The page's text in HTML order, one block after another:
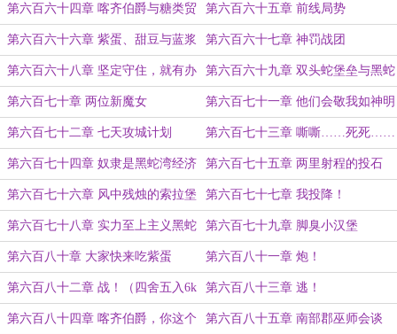
于一切
第六百六十四章 喀齐伯爵与糖类贸
易
第六百六十五章 前线局势
第六百六十六章 紫蛋、甜豆与蓝浆
咖啡
第六百六十七章 神罚战团
第六百六十八章 坚定守住，就有办
法
第六百六十九章 双头蛇堡垒与黑蛇
湾新军
第六百七十章 两位新魔女 第六百七十一章 他们会敬我如神明
第六百七十二章 七天攻城计划 第六百七十三章 嘶嘶……死死……
嘶嘶
第六百七十四章 奴隶是黑蛇湾经济
的基石
第六百七十五章 两里射程的投石
车？
第六百七十六章 风中残烛的索拉堡 第六百七十七章 我投降！
第六百七十八章 实力至上主义黑蛇
湾
第六百七十九章 脚臭小汉堡
第六百八十章 大家快来吃紫蛋 第六百八十一章 炮！
第六百八十二章 战！（四舍五入6k
字超巨级二合一大章）
第六百八十三章 逃！
第六百八十四章 喀齐伯爵，你这个 第六百八十五章 南部郡巫师会谈